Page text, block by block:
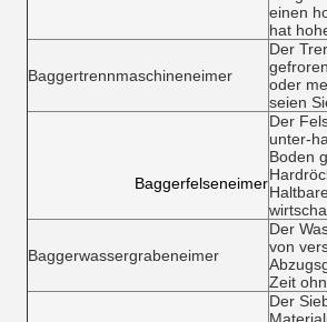
einen
hat
Baggertrennmaschineneimer
Der
oder
seien
			Baggerfelseneimer
Der
unter-
Boden
Baggerwassergrabeneimer
Der
von
Zeit
Der